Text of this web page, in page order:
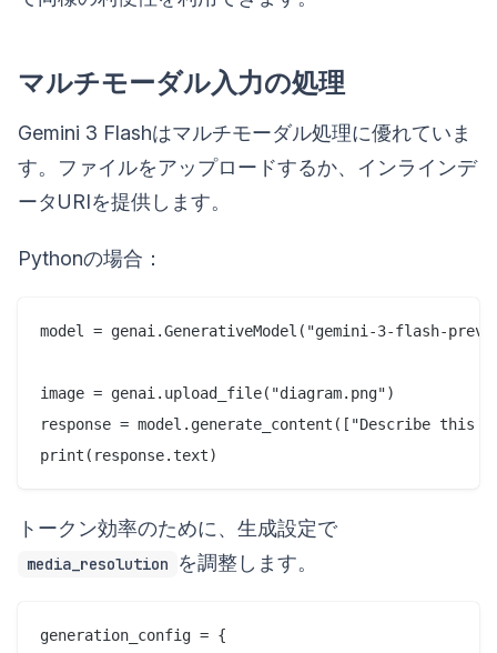
マルチモーダル入力の処理
Gemini 3 Flashはマルチモーダル処理に優れていま
す。ファイルをアップロードするか、インラインデ
ータURIを提供します。
Pythonの場合：
model = genai.GenerativeModel("gemini-3-flash-
image = genai.upload_file("diagram.png")
response = model.generate_content(["Describe
トークン効率のために、生成設定で
media_resolution を調整します。
generation_config = {